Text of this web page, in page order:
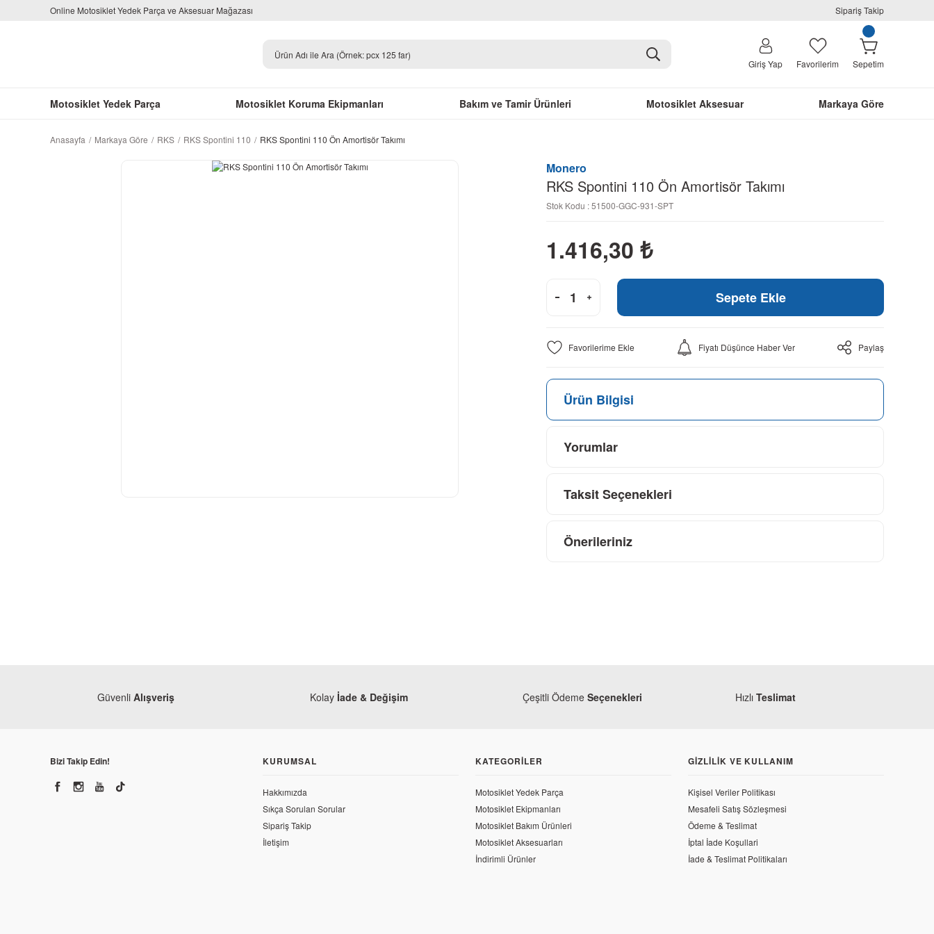
Online Motosiklet Yedek Parça ve Aksesuar Mağazası Sipariş Takip
Giriş Yap Favorilerim Sepetim
Motosiklet Yedek Parça Motosiklet Koruma Ekipmanları Bakım ve Tamir Ürünleri Motosiklet Aksesuar Markaya Göre
Anasayfa Markaya Göre RKS RKS Spontini 110 RKS Spontini 110 Ön Amortisör Takımı
Monero
RKS Spontini 110 Ön Amortisör Takımı
Stok Kodu : 51500-GGC-931-SPT
1.416,30 ₺
Sepete Ekle
Fiyatı Düşünce Haber Ver Paylaş
Ürün Bilgisi
Yorumlar
Taksit Seçenekleri
Önerileriniz
Güvenli Alışveriş Kolay İade & Değişim Çeşitli Ödeme Seçenekleri Hızlı Teslimat
Bizi Takip Edin! KURUMSAL
Hakkımızda
Sıkça Sorulan Sorular
Sipariş Takip
İletişim
KATEGORILER
Motosiklet Yedek Parça
Motosiklet Ekipmanları
Motosiklet Bakım Ürünleri
Motosiklet Aksesuarları
İndirimli Ürünler
GIZLILIK VE KULLANIM
Kişisel Veriler Politikası
Mesafeli Satış Sözleşmesi
Ödeme & Teslimat
İptal İade Koşullari
İade & Teslimat Politikaları